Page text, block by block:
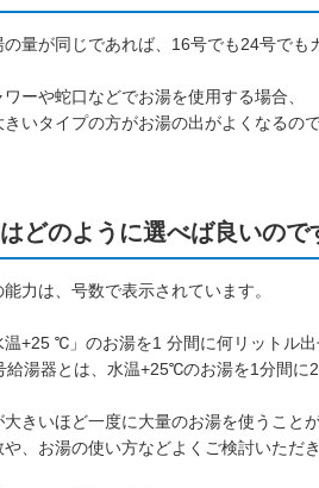
量が同じであれば、16号でも24号でも
ーや蛇口などでお湯を使用する場合、
いタイプの方がお湯の出がよくなるの
どのように選べば良いので
力は、号数で表示されています。
温+25 ℃」のお湯を1 分間に何リットル出
給湯器とは、水温+25℃のお湯を1分間に
きいほど一度に大量のお湯を使うことが
や、お湯の使い方などよくご検討いただ